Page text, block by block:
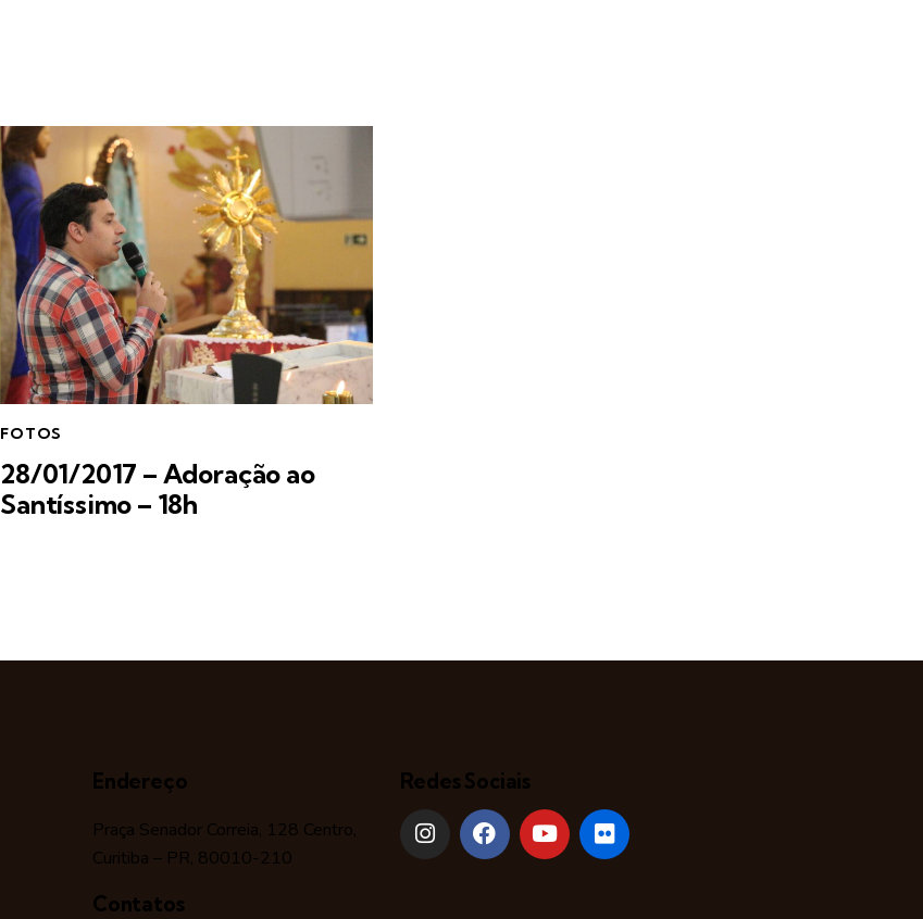
FOTOS
28/01/2017 – Adoração ao
Santíssimo – 18h
Endereço
Praça Senador Correia, 128 Centro,
Curitiba – PR, 80010-210
Contatos
Redes Sociais